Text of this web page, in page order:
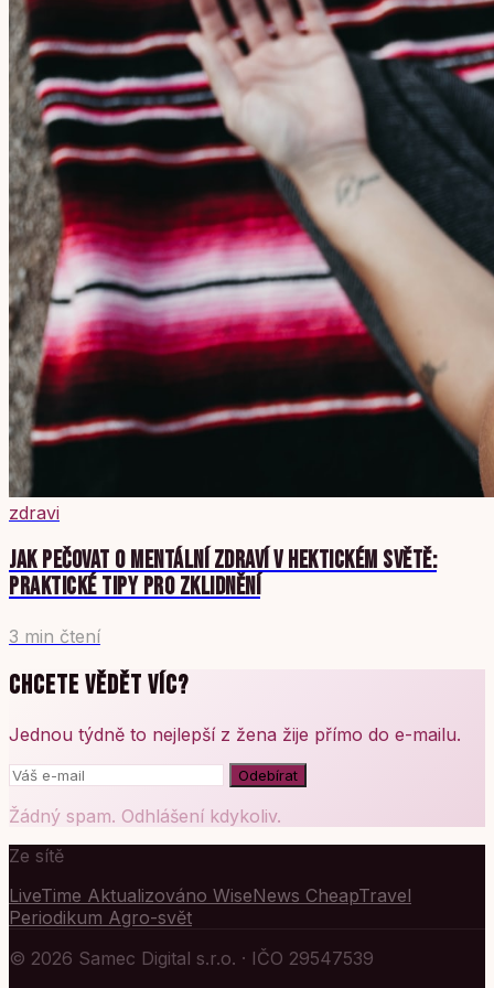
zdravi
JAK PEČOVAT O MENTÁLNÍ ZDRAVÍ V HEKTICKÉM SVĚTĚ:
PRAKTICKÉ TIPY PRO ZKLIDNĚNÍ
3 min čtení
CHCETE VĚDĚT VÍC?
Jednou týdně to nejlepší z žena žije přímo do e-mailu.
Odebírat
Žádný spam. Odhlášení kdykoliv.
Ze sítě
LiveTime Aktualizováno WiseNews CheapTravel
Periodikum Agro-svět
© 2026 Samec Digital s.r.o. · IČO 29547539